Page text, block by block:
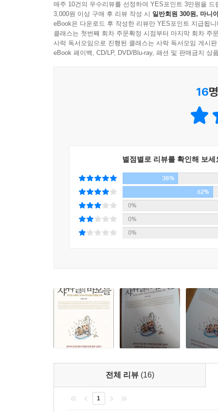
가 상승하기 쉽다. 대부분의 경우 정부와 중앙은
때에나 해당하는 일이다. 둘 중 하나는 희생해야
어진 스태그플레이션이 대표적인 사례이다. 그린
그러나 옐런 이사의 생각은 달랐다. 그녀는 “심지
인도적인(wise and humane) 정책이 된다”고 주
워싱턴이 막장 드라마를 반복하는 사이 이미 미
을 1%포인트 가까이 갉아 먹었던 연방정부의 재
후 빚이 워낙 많이 불어나 있었기에 재정 긴축은
월 제3차 양적완화를 도입한 연준은 그해 12월
별히 정하지 않았다. 단지 “고용시장 전망이 상당
고도 했다. 사상 초유의 무제한, 무기한 양적완화
도 약속했다. 연준의 통화정책은 오로지 ‘실업 타개
연준의 이 같은 ‘과잉’은 미국 정치인들에게도
야당인 공화당 입장에서는 정부 기능이 비대해
적극적인 개입을 강조하는 철학과 맞아떨어지는
돈으로 대출해서 이익을 낸다. 순이자마진이란
다. 이 마진이 낮아진다는 것은 대출해서 남겨 먹
나 그 뒤로 쉼 없이 낮아지고 있다. 은행 입장에서
(중략) 2013년 3분기 말 기준 JP모건에 예치된 예
대출금은 50억 달러 늘어난 데 그쳤다. 3분기 말
사정이 이렇다 보니 대출금을 초과하는 예금이
식이나 채권 등 금융상품에 투자했다. 금융자산
상황에서도 미국의 주가지수가 사상 최고치 경신
반복이다. 그들의 예상과 달리 경제는 통제 불능의
국내 유일의 ‘중앙은행 관찰자’(central bank
주요국의 재정과 통화 정책, 그리고 경제를 한
의미한다. 따라서 세계 경제의 과거와 현재를
부산물을 정치하게 분석하는 작업이 반드시 필요
무제한적인 화폐 발권력을 가진 중앙은행은 ‘현
발언을 하자 세계 증시는 일제히 상승세를 탔다.
행정부의 채무 부담 행위는 시장에 의해서도
정부에 돈을 빌려주지 않으려 했기 때문이다.
중앙은행이 발행하는 지폐는 국채처럼 채무로 분
이자 부담 없이 부채를 일으킬 수 있다. 또한,
연방준비제도의 부채총액은 3조 9732억 달러
연방공개시장위원회의 투표 위원들에 의해 내
잠식 위험에 놓여있었다. 하지만 “연준이 파산할
이익금 납입채무로 매칭시키는 회계조정을 통해
퇴출당할 운명에 처한 양적완화정책
상반기 말까지 양적완화를 종료하겠다고 선언했
전 세계 중앙은행들이 유례없이 많은 돈을 동
제로금리정책을 펼친 결과 미국 은행들이 대출
매주 10건의 우수리뷰를 선정하여 YES포인트 3만원을 드
3,000원 이상 구매 후 리뷰 작성 시 일반회원 300원, 마니
eBook은 다운로드 후 작성한 리뷰만 YES포인트 지급됩니
클래스는 첫번째 회차 주문확정 시점부터 마지막 회차 주
사락 독서모임으로 진행된 클래스는 사락 독서모임 게시
eBook 페이백, CD/LP, DVD/Blu-ray, 패션 및 판매금지 상
16
별점별로 리뷰를 확인해 보세
38%
62%
0%
0%
0%
전체 리뷰 (16)
1